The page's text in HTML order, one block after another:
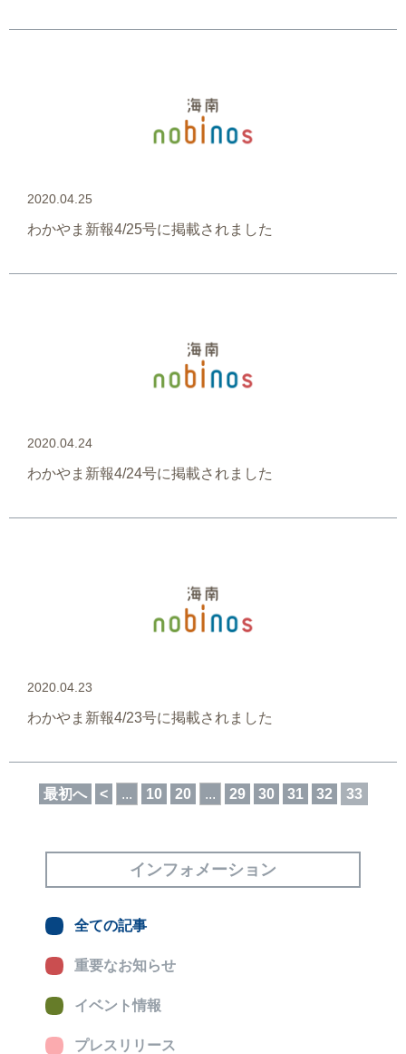
2020.04.25
わかやま新報4/25号に掲載されました
2020.04.24
わかやま新報4/24号に掲載されました
2020.04.23
わかやま新報4/23号に掲載されました
最初へ < ... 10 20 ... 29 30 31 32 33
インフォメーション
全ての記事
重要なお知らせ
イベント情報
プレスリリース